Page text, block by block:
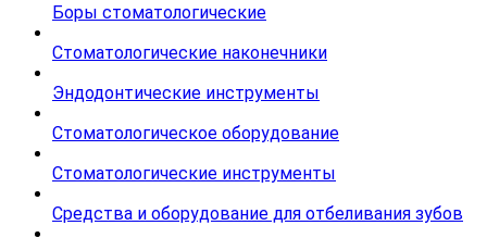
Боры стоматологические
Стоматологические наконечники
Эндодонтические инструменты
Стоматологическое оборудование
Стоматологические инструменты
Средства и оборудование для отбеливания зубов